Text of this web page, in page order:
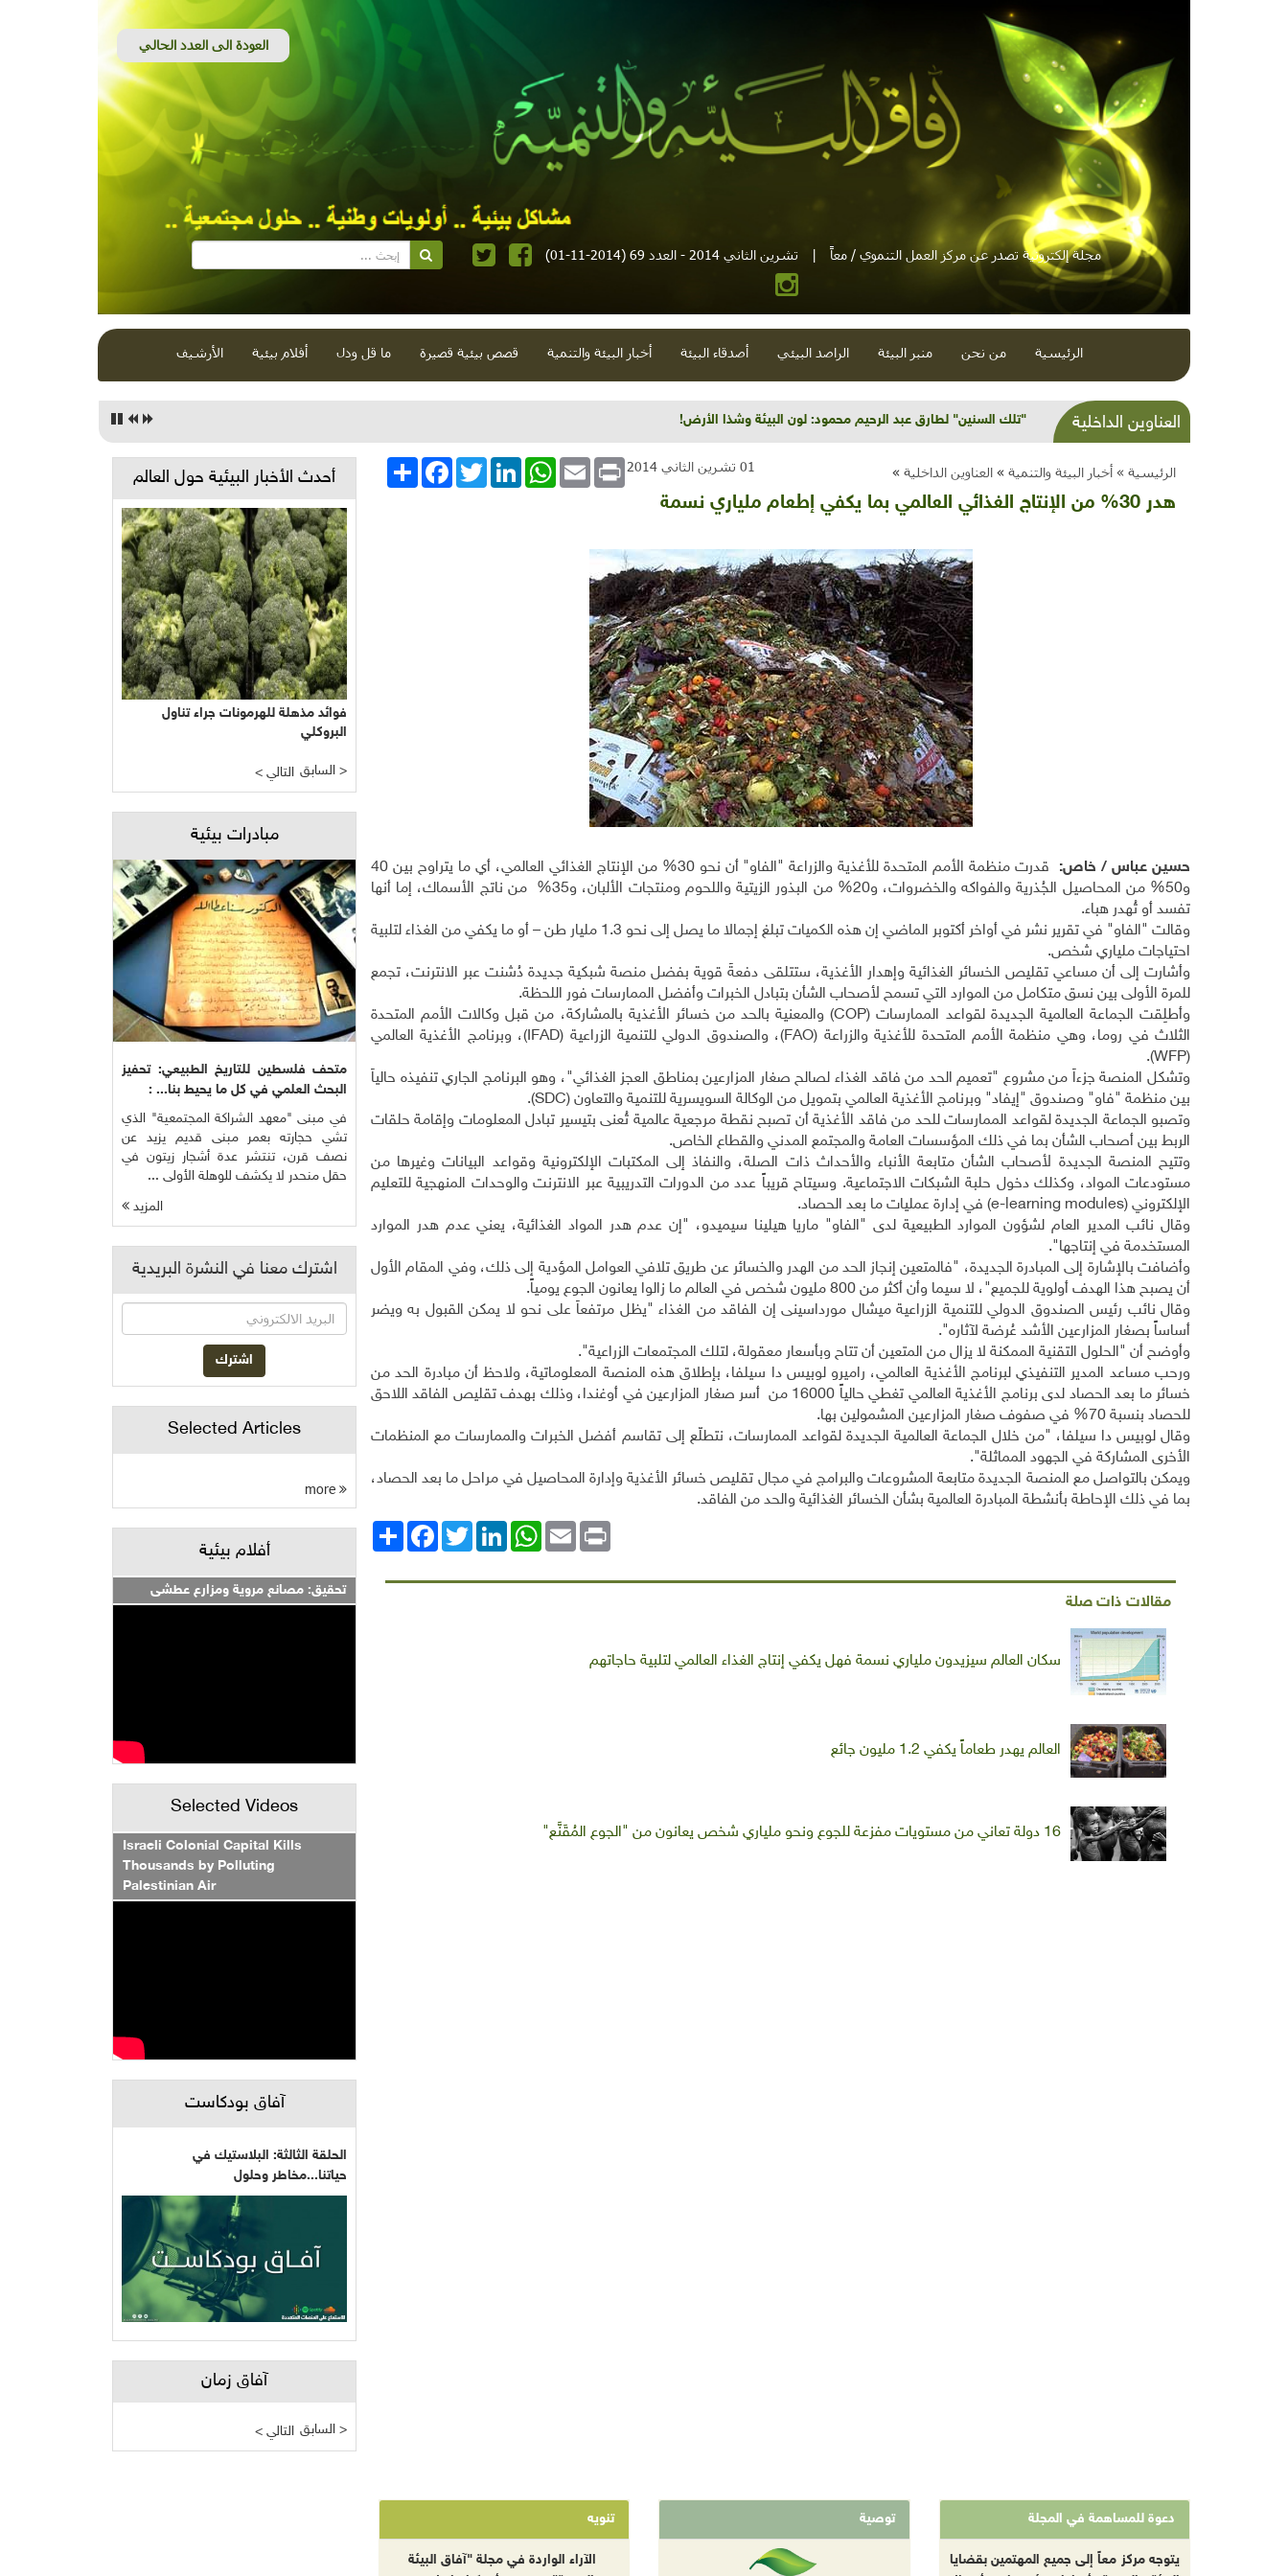
مجلة إلكترونية تصدر عن مركز العمل التنموي / معاً | تشرين الثاني 2014 - العدد 69 (2014-11-01)
الرئيسية من نحن منبر البيئة الراصد البيئي أصدقاء البيئة أخبار البيئة والتنمية قصص بيئية قصيرة ما قل ودل أفلام بيئية الأرشيف
العناوين الداخلية "تلك السنين" لطارق عبد الرحيم محمود: لون البيئة وشذا الأرض!
الرئيسية » أخبار البيئة والتنمية » العناوين الداخلية » انشر
FacebookTwitterLinkedInWhatsApp Email Print 01 تشرين الثاني 2014
هدر 30% من الإنتاج الغذائي العالمي بما يكفي إطعام ملياري نسمة
حسين عباس / خاص:
قدرت منظمة الأمم المتحدة للأغذية والزراعة "الفاو" أن نحو 30% من الإنتاج الغذائي العالمي، أي ما يتراوح بين 40
و50% من المحاصيل الجُذرية والفواكه والخضروات، و20% من البذور الزيتية واللحوم ومنتجات الألبان، و35% من ناتج الأسماك، إما أنها
تفسد أو تُهدر هباء.
وقالت "الفاو" في تقرير نشر في أواخر أكتوبر الماضي إن هذه الكميات تبلغ إجمالا ما يصل إلى نحو 1.3 مليار طن – أو ما يكفي من الغذاء لتلبية
احتياجات ملياري شخص.
وأشارت إلى أن مساعي تقليص الخسائر الغذائية وإهدار الأغذية، ستتلقى دفعةً قوية بفضل منصة شبكية جديدة دُشنت عبر الانترنت، تجمع
للمرة الأولى بين نسق متكامل من الموارد التي تسمح لأصحاب الشأن بتبادل الخبرات وأفضل الممارسات فور اللحظة.
وأطلِقت الجماعة العالمية الجديدة لقواعد الممارسات (COP) والمعنية بالحد من خسائر الأغذية بالمشاركة، من قبل وكالات الأمم المتحدة
الثلاث في روما، وهي منظمة الأمم المتحدة للأغذية والزراعة (FAO)، والصندوق الدولي للتنمية الزراعية (IFAD)، وبرنامج الأغذية العالمي
(
WFP
).
وتشكل المنصة جزءاً من مشروع "تعميم الحد من فاقد الغذاء لصالح صغار المزارعين بمناطق العجز الغذائي"، وهو البرنامج الجاري تنفيذه حالياً
بين منظمة "فاو" وصندوق "إيفاد" وبرنامج الأغذية العالمي بتمويل من الوكالة السويسرية للتنمية والتعاون (SDC
).
وتصبو الجماعة الجديدة لقواعد الممارسات للحد من فاقد الأغذية أن تصبح نقطة مرجعية عالمية تُعنى بتيسير تبادل المعلومات وإقامة حلقات
الربط بين أصحاب الشأن بما في ذلك المؤسسات العامة والمجتمع المدني والقطاع الخاص.
وتتيح المنصة الجديدة لأصحاب الشأن متابعة الأنباء والأحداث ذات الصلة، والنفاذ إلى المكتبات الإلكترونية وقواعد البيانات وغيرها من
مستودعات المواد، وكذلك دخول حلبة الشبكات الاجتماعية. وسيتاح قريباً عدد من الدورات التدريبية عبر الانترنت والوحدات المنهجية للتعليم
الإلكتروني (e-learning modules) في إدارة عمليات ما بعد الحصاد.
وقال نائب المدير العام لشؤون الموارد الطبيعية لدى "الفاو" ماريا هيلينا سيميدو، "إن عدم هدر المواد الغذائية، يعني عدم هدر الموارد
المستخدمة في إنتاجها".
وأضافت بالإشارة إلى المبادرة الجديدة، "فالمتعين إنجاز الحد من الهدر والخسائر عن طريق تلافي العوامل المؤدية إلى ذلك، وفي المقام الأول
أن يصبح هذا الهدف أولوية للجميع"، لا سيما وأن أكثر من 800 مليون شخص في العالم ما زالوا يعانون الجوع يومياً.
وقال نائب رئيس الصندوق الدولي للتنمية الزراعية ميشال مورداسينى إن الفاقد من الغذاء "يظل مرتفعاً على نحو لا يمكن القبول به ويضر
أساساً بصغار المزارعين الأشد عُرضة لآثاره".
وأوضح أن "الحلول التقنية الممكنة لا يزال من المتعين أن تتاح وبأسعار معقولة، لتلك المجتمعات الزراعية".
ورحب مساعد المدير التنفيذي لبرنامج الأغذية العالمي، راميرو لوبيس دا سيلفا، بإطلاق هذه المنصة المعلوماتية، ولاحظ أن مبادرة الحد من
خسائر ما بعد الحصاد لدى برنامج الأغذية العالمي تغطي حالياً 16000 من أسر صغار المزارعين في أوغندا، وذلك بهدف تقليص الفاقد اللاحق
للحصاد بنسبة 70% في صفوف صغار المزارعين المشمولين بها.
وقال لوبيس دا سيلفا، "من خلال الجماعة العالمية الجديدة لقواعد الممارسات، نتطلّع إلى تقاسم أفضل الخبرات والممارسات مع المنظمات
الأخرى المشاركة في الجهود المماثلة".
ويمكن بالتواصل مع المنصة الجديدة متابعة المشروعات والبرامج في مجال تقليص خسائر الأغذية وإدارة المحاصيل في مراحل ما بعد الحصاد،
بما في ذلك الإحاطة بأنشطة المبادرة العالمية بشأن الخسائر الغذائية والحد من الفاقد.
انشر
FacebookTwitterLinkedIn
WhatsAppEmail Print
مقالات ذات صلة
سكان العالم سيزيدون ملياري نسمة فهل يكفي إنتاج الغذاء العالمي لتلبية حاجاتهم
العالم يهدر طعاماً يكفي 1.2 مليون جائع
16 دولة تعاني من مستويات مفزعة للجوع ونحو ملياري شخص يعانون من "الجوع المُقَنَّع"
أحدث الأخبار البيئية حول العالم
فوائد مذهلة للهرمونات جراء تناول
البروكلي
< التالي السابق >
مبادرات بيئية
متحف فلسطين للتاريخ الطبيعي: تحفيز
البحث العلمي في كل ما يحيط بنا... :
في مبنى "معهد الشراكة المجتمعية" الذي
تشي حجارته بعمر مبنى قديم يزيد عن
نصف قرن، تنتشر عدة أشجار زيتون في
حقل منحدر لا يكشف للوهلة الأولى ...
المزيد
اشترك معنا في النشرة البريدية
Selected Articles
أفلام بيئية
تحقيق: مصانع مروية ومزارع عطشى
Selected Videos
Israeli Colonial Capital Kills
Thousands by Polluting
Palestinian Air
آفاق بودكاست
الحلقة الثالثة: البلاستيك في
حياتنا...مخاطر وحلول
آفاق زمان
< التالي السابق >
دعوة للمساهمة في المجلة
يتوجه مركز معاً إلى جميع المهتمين بقضايا
توصية تنويه
الآراء الواردة في مجلة "آفاق البيئة